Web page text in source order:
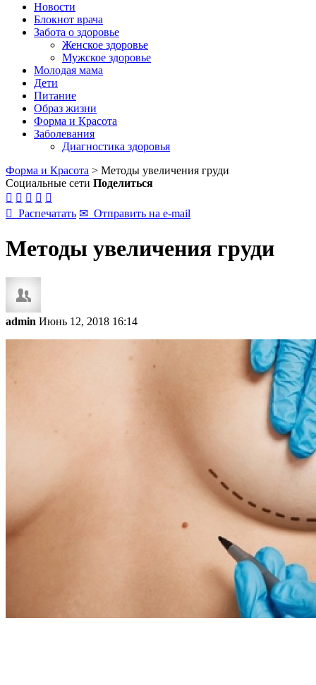
Новости
Блокнот врача
Забота о здоровье
Женское здоровье
Мужское здоровье
Молодая мама
Дети
Питание
Образ жизни
Форма и Красота
Заболевания
Диагностика здоровья
Форма и Красота > Методы увеличения груди
Социальные сети Поделиться
    
 Распечатать ✉ Отправить на e-mail
Методы увеличения груди
admin Июнь 12, 2018 16:14